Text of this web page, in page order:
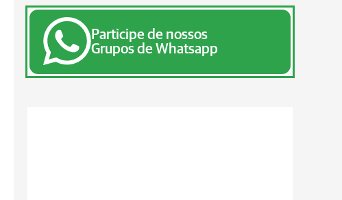
Participe de nossos
Grupos de Whatsapp